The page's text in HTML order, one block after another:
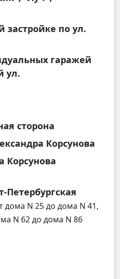
по ул.
гаражей
ул.
сторона
Корсунова
Корсунова
Петербургская
дома N 25 до дома N 41,
N 62 до дома N 86